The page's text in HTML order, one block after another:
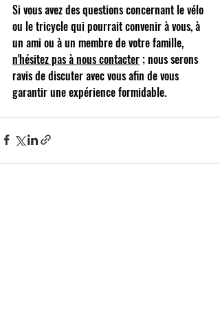
Si vous avez des questions concernant le vélo
ou le tricycle qui pourrait convenir à vous, à
un ami ou à un membre de votre famille,
n'hésitez pas à nous contacter ; nous serons
ravis de discuter avec vous afin de vous
garantir une expérience formidable.